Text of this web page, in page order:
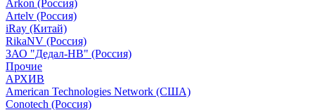
Arkon (Россия)
Artelv (Россия)
iRay (Китай)
RikaNV (Россия)
ЗАО "Дедал-НВ" (Россия)
Прочие
АРХИВ
American Technologies Network (США)
Conotech (Россия)